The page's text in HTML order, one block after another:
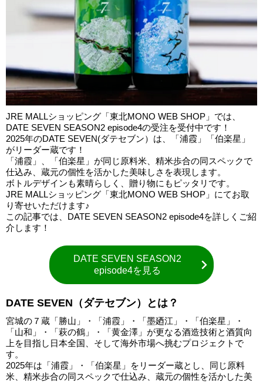
JRE MALLショッピング「東北MONO WEB SHOP」では、
DATE SEVEN SEASON2 episode4の受注を受付中です！
2025年のDATE SEVEN(ダテセブン）は、「浦霞」「伯楽星」
がリーダー蔵です！
「浦霞」、「伯楽星」が同じ原料米、精米歩合の同スペックで
仕込み、蔵元の個性を活かした美味しさを表現します。
ボトルデザインも素晴らしく、贈り物にもピッタリです。
JRE MALLショッピング「東北MONO WEB SHOP」にてお取
り寄せいただけます♪
この記事では、DATE SEVEN SEASON2 episode4を詳しくご紹
介します！
DATE SEVEN SEASON2
episode4を見る
DATE SEVEN（ダテセブン）とは？
宮城の７蔵「勝山」・「浦霞」・「墨廼江」・「伯楽星」・
「山和」・「萩の鶴」・「黄金澤」が更なる酒造技術と酒質向
上を目指し日本全国、そして海外市場へ挑むプロジェクトで
す。
2025年は「浦霞」・「伯楽星」をリーダー蔵とし、同じ原料
米、精米歩合の同スペックで仕込み、蔵元の個性を活かした美